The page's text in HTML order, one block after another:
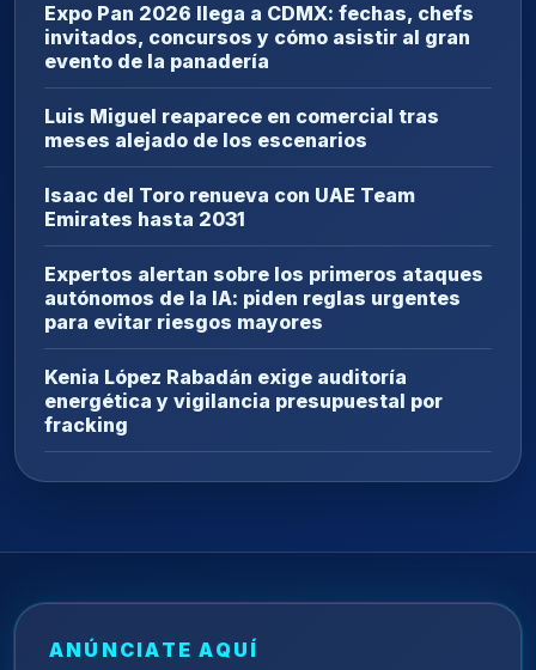
Expo Pan 2026 llega a CDMX: fechas, chefs
invitados, concursos y cómo asistir al gran
evento de la panadería
Luis Miguel reaparece en comercial tras
meses alejado de los escenarios
Isaac del Toro renueva con UAE Team
Emirates hasta 2031
Expertos alertan sobre los primeros ataques
autónomos de la IA: piden reglas urgentes
para evitar riesgos mayores
Kenia López Rabadán exige auditoría
energética y vigilancia presupuestal por
fracking
ANÚNCIATE AQUÍ